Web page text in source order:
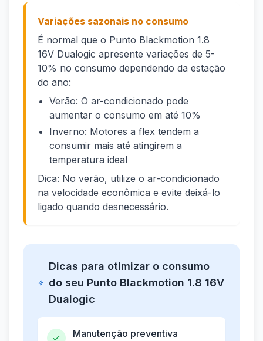
Variações sazonais no consumo
É normal que o Punto Blackmotion 1.8
16V Dualogic apresente variações de 5-
10% no consumo dependendo da estação
do ano:
Verão: O ar-condicionado pode
aumentar o consumo em até 10%
Inverno: Motores a flex tendem a
consumir mais até atingirem a
temperatura ideal
Dica: No verão, utilize o ar-condicionado
na velocidade econômica e evite deixá-lo
ligado quando desnecessário.
Dicas para otimizar o consumo
do seu Punto Blackmotion 1.8 16V
Dualogic
Manutenção preventiva